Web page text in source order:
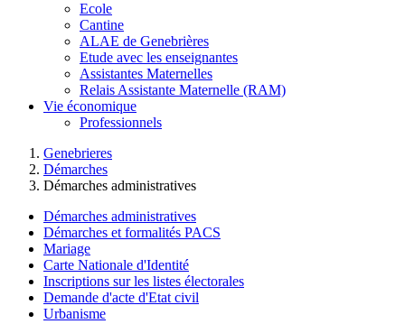
Ecole
Cantine
ALAE de Genebrières
Etude avec les enseignantes
Assistantes Maternelles
Relais Assistante Maternelle (RAM)
Vie économique
Professionnels
Genebrieres
Démarches
Démarches administratives
Démarches administratives
Démarches et formalités PACS
Mariage
Carte Nationale d'Identité
Inscriptions sur les listes électorales
Demande d'acte d'Etat civil
Urbanisme